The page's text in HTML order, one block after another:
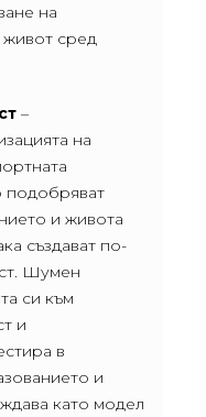
на
живот сред
–
на
подобряват
и живота
създават по-
Шумен
си към
и
в
и
като модел